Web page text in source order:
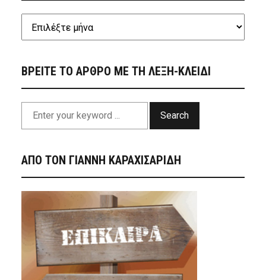
ΒΡΕΙΤΕ ΤΟ ΑΡΘΡΟ ΜΕ ΤΗ ΛΕΞΗ-ΚΛΕΙΔΙ
Search
ΑΠΟ ΤΟΝ ΓΙΑΝΝΗ ΚΑΡΑΧΙΣΑΡΙΔΗ